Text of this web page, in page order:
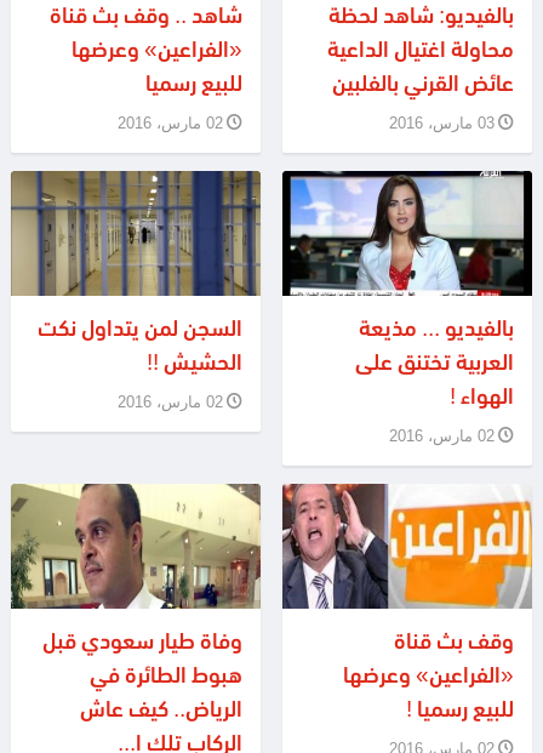
بالفيديو: شاهد لحظة
محاولة اغتيال الداعية
عائض القرني بالفلبين
03 مارس، 2016
شاهد .. وقف بث قناة
«الفراعين» وعرضها
للبيع رسميا
02 مارس، 2016
بالفيديو ... مذيعة
العربية تختنق على
الهواء !
02 مارس، 2016
السجن لمن يتداول نكت
الحشيش !!
02 مارس، 2016
وقف بث قناة
«الفراعين» وعرضها
للبيع رسميا !
02 مارس، 2016
وفاة طيار سعودي قبل
هبوط الطائرة في
الرياض.. كيف عاش
الركاب تلك ا...